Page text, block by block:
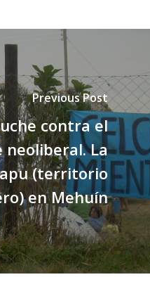
Previous Post
contra el
neoliberal. La
(territorio
en Mehuín